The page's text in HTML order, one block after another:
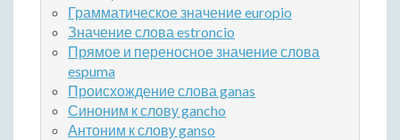
Грамматическое значение europio
Значение слова estroncio
Прямое и переносное значение слова
espuma
Происхождение слова ganas
Синоним к слову gancho
Антоним к слову ganso